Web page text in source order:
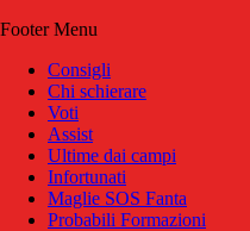
Footer Menu
Consigli
Chi schierare
Voti
Assist
Ultime dai campi
Infortunati
Maglie SOS Fanta
Probabili Formazioni